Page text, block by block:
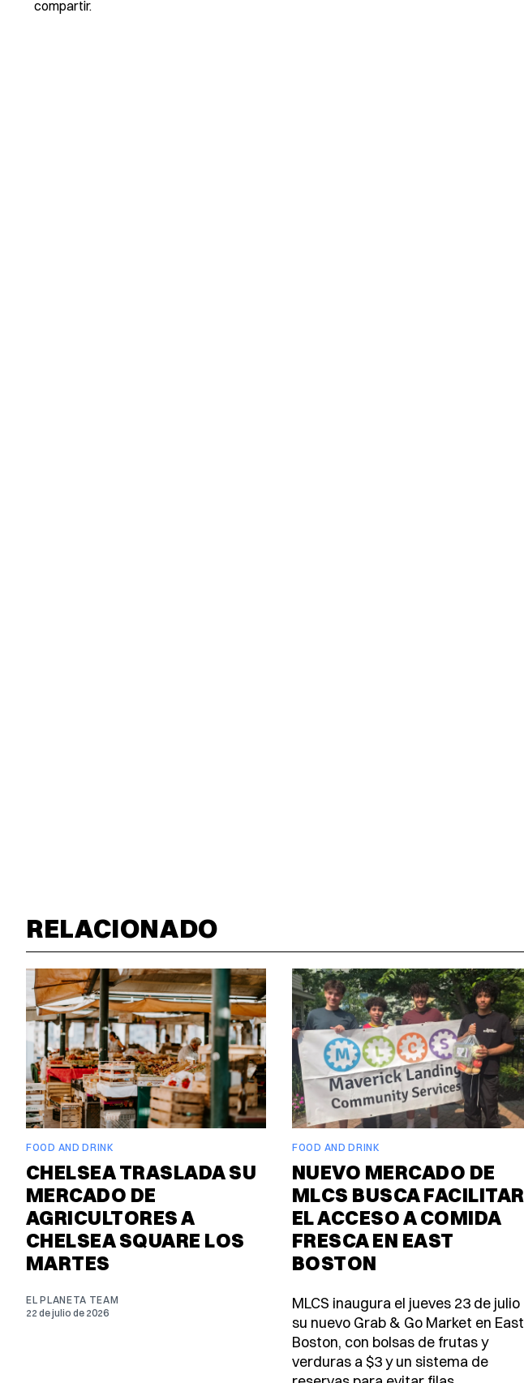
compartir.
RELACIONADO
FOOD AND DRINK
CHELSEA TRASLADA SU
MERCADO DE
AGRICULTORES A
CHELSEA SQUARE LOS
MARTES
EL PLANETA TEAM
22 de julio de 2026
FOOD AND DRINK
NUEVO MERCADO DE
MLCS BUSCA FACILITAR
EL ACCESO A COMIDA
FRESCA EN EAST
BOSTON
MLCS inaugura el jueves 23 de julio
su nuevo Grab & Go Market en East
Boston, con bolsas de frutas y
verduras a $3 y un sistema de